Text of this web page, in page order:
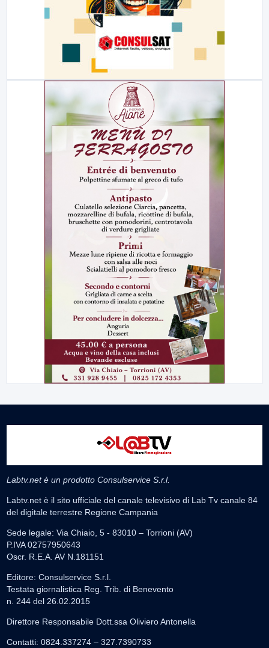
Labtv.net è un prodotto Consulservice S.r.l.
Labtv.net è il sito ufficiale del canale televisivo di Lab Tv canale 84
del digitale terrestre Regione Campania
Sede legale: Via Chiaio, 5 - 83010 – Torrioni (AV)
P.IVA 02757950643
Oscr. R.E.A. AV N.181151
Editore: Consulservice S.r.l.
Testata giornalistica Reg. Trib. di Benevento
n. 244 del 26.02.2015
Direttore Responsabile Dott.ssa Oliviero Antonella
Contatti: 0824.337274 – 327.7390733